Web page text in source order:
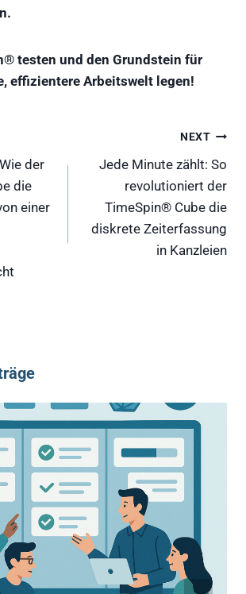
testen und den Grundstein für
effizientere Arbeitswelt legen!
der
die
einer
NEXT
Jede Minute zählt: So
revolutioniert der
TimeSpin® Cube die
diskrete Zeiterfassung
in Kanzleien